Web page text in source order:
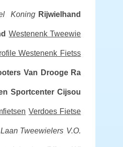
Koning Rijwielhand
Westenenk Tweewie
Westenenk Fietss
Van Drooge Ra
Sportcenter Cijsou
Verdoes Fietse
Tweewielers V.O.